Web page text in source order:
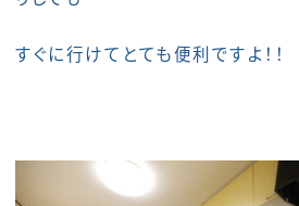
すぐに行けてとても便利ですよ！！